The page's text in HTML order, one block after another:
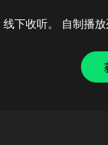
线下收听。 自制播放